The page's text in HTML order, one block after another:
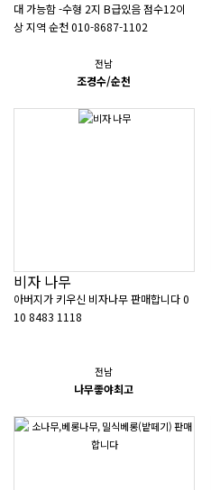
대 가능함 -수형 2지 B급있음 점수12이
상 지역 순천 010-8687-1102
전남
조경수/순천
비자 나무
아버지가 키우신 비자나무 판매합니다 0
10 8483 1118
전남
나무좋야최고